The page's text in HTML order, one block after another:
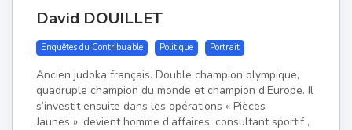
David DOUILLET
Enquêtes du Contribuable Politique Portrait
Ancien judoka français. Double champion olympique,
quadruple champion du monde et champion d’Europe. Il
s’investit ensuite dans les opérations « Pièces
Jaunes », devient homme d’affaires, consultant sportif ,